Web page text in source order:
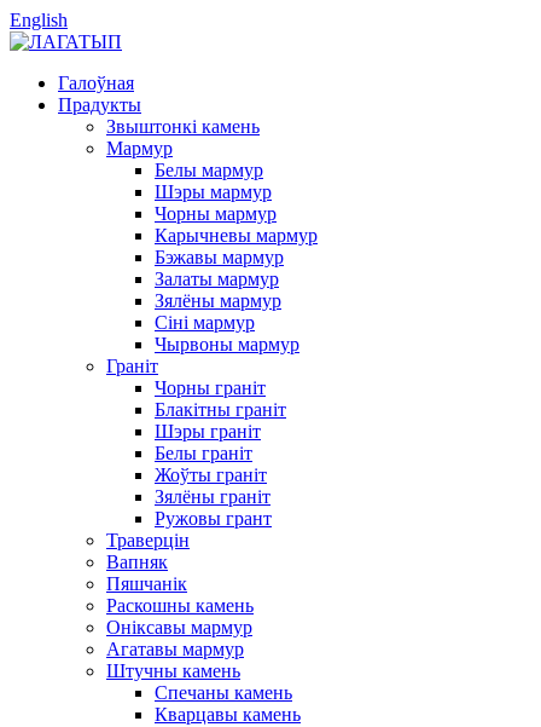
English
Галоўная
Прадукты
Звыштонкі камень
Мармур
Белы мармур
Шэры мармур
Чорны мармур
Карычневы мармур
Бэжавы мармур
Залаты мармур
Зялёны мармур
Сіні мармур
Чырвоны мармур
Граніт
Чорны граніт
Блакітны граніт
Шэры граніт
Белы граніт
Жоўты граніт
Зялёны граніт
Ружовы грант
Траверцін
Вапняк
Пяшчанік
Раскошны камень
Оніксавы мармур
Агатавы мармур
Штучны камень
Спечаны камень
Кварцавы камень